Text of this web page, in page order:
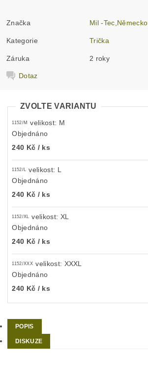
Značka Mil -Tec,Německo
Kategorie Trička
Záruka 2 roky
Dotaz
ZVOLTE VARIANTU
1152/M
velikost: M
Objednáno
240 Kč / ks
1152/L velikost: L
Objednáno
240 Kč / ks
1152/XL velikost: XL
Objednáno
240 Kč / ks
1152/XXX velikost: XXXL
Objednáno
240 Kč / ks
POPIS
DISKUZE